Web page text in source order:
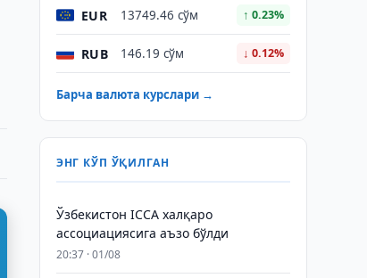
EUR 13749.46 сўм ↑ 0.23%
RUB 146.19 сўм ↓ 0.12%
Барча валюта курслари →
ЭНГ КЎП ЎҚИЛГАН
Ўзбекистон ICCA халқаро
ассоциациясига аъзо бўлди
20:37 · 01/08